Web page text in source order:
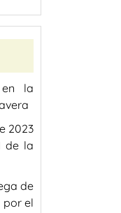
en la
2023
de la
de
por el